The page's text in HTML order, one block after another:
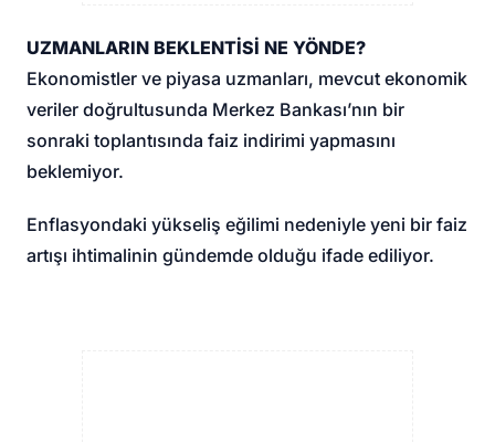
UZMANLARIN BEKLENTİSİ NE YÖNDE?
Ekonomistler ve piyasa uzmanları, mevcut ekonomik
veriler doğrultusunda Merkez Bankası’nın bir
sonraki toplantısında faiz indirimi yapmasını
beklemiyor.
Enflasyondaki yükseliş eğilimi nedeniyle yeni bir faiz
artışı ihtimalinin gündemde olduğu ifade ediliyor.